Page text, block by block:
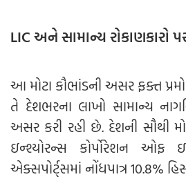
LIC અને સામાન્ય
આ મોટા કૌભાંડની અસર ફક્ત
તે દેશભરના લાખો સામાન્ય
અસર કરી રહી છે. દેશની સૌથી
ઇન્શ્યોરન્સ કોર્પોરેશન ઓફ
એક્સપોર્ટ્સમાં નોંધપાત્ર 10.8%